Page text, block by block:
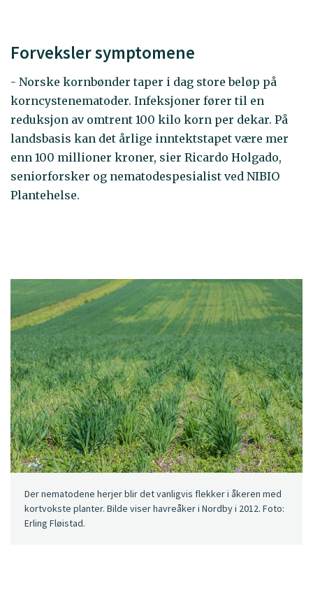
Forveksler symptomene
- Norske kornbønder taper i dag store beløp på
korncystenematoder. Infeksjoner fører til en
reduksjon av omtrent 100 kilo korn per dekar. På
landsbasis kan det årlige inntektstapet være mer
enn 100 millioner kroner, sier Ricardo Holgado,
seniorforsker og nematodespesialist ved NIBIO
Plantehelse.
Der nematodene herjer blir det vanligvis flekker i åkeren med
kortvokste planter. Bilde viser havreåker i Nordby i 2012. Foto:
Erling Fløistad.